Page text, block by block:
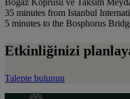
35 minutes from Istanbul
5 minutes to the Bosphorus
Etkinliğinizi
Talepte bulunun